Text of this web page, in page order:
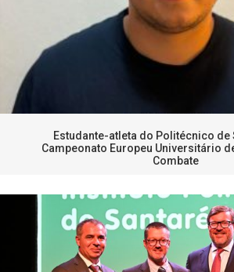
Estudante-atleta do Politécnico de
Campeonato Europeu Universitário
Combate